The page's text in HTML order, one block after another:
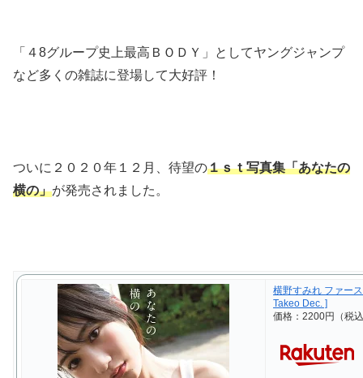
「４8グループ史上最高ＢＯＤＹ」としてヤングジャンプ
など多くの雑誌に登場して大好評！
ついに２０２０年１２月、待望の１ｓｔ写真集「あなたの
横の」が発売されました。
横野すみれ ファー
Takeo Dec. ]
価格：2200円（税